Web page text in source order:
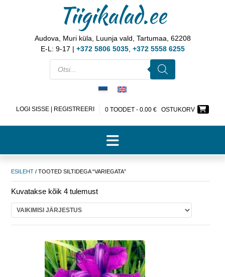
Tiigikalad.ee
Audova, Muri küla, Luunja vald, Tartumaa, 62208
E-L: 9-17 | +372 5806 5035, +372 5558 6255
LOGI SISSE | REGISTREERI 0 TOODET - 0.00 € OSTUKORV
ESILEHT / TOOTED SILTIDEGA “VARIEGATA”
Kuvatakse kõik 4 tulemust